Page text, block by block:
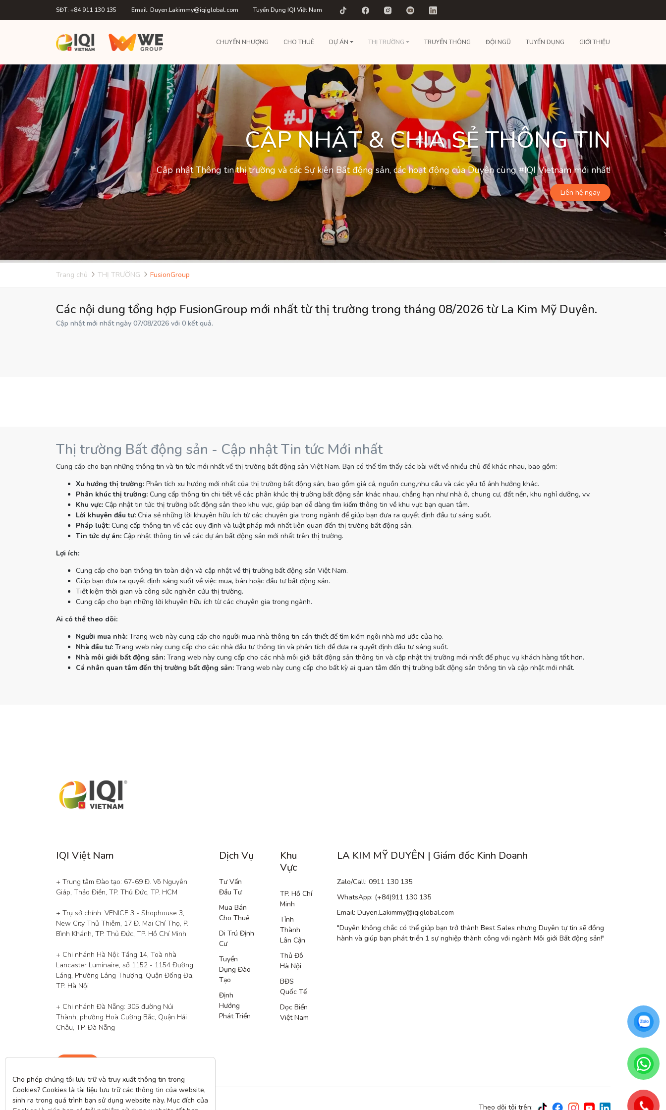
SĐT: +84 911 130 135 Email: Duyen.Lakimmy@iqiglobal.com Tuyển Dụng IQI Việt Nam
CHUYỂN NHƯỢNG CHO THUÊ DỰ ÁN THỊ TRƯỜNG TRUYỀN THÔNG ĐỘI NGŨ TUYỂN DỤNG GIỚI THIỆU
CẬP NHẬT & CHIA SẺ THÔNG TIN
Cập nhật Thông tin thị trường và các Sự kiện Bất động sản, các hoạt động của Duyên cùng #IQI Vietnam mới nhất!
Liên hệ ngay
Trang chủ THỊ TRƯỜNG FusionGroup
Các nội dung tổng hợp FusionGroup mới nhất từ thị trường trong tháng 08/2026 từ La Kim Mỹ Duyên.
Cập nhật mới nhất ngày 07/08/2026 với 0 kết quả.
Thị trường Bất động sản - Cập nhật Tin tức Mới nhất
Cung cấp cho bạn những thông tin và tin tức mới nhất về thị trường bất động sản Việt Nam. Bạn có thể tìm thấy các bài viết về nhiều chủ đề khác nhau, bao gồm:
Xu hướng thị trường:Phân tích xu hướng mới nhất của thị trường bất động sản, bao gồm giá cả, nguồn cung,nhu cầu và các yếu tố ảnh hưởng khác.
Phân khúc thị trường:Cung cấp thông tin chi tiết về các phân khúc thị trường bất động sản khác nhau, chẳng hạn như nhà ở, chung cư, đất nền, khu nghỉ dưỡng, v.v.
Khu vực:Cập nhật tin tức thị trường bất động sản theo khu vực, giúp bạn dễ dàng tìm kiếm thông tin về khu vực bạn quan tâm.
Lời khuyên đầu tư:Chia sẻ những lời khuyên hữu ích từ các chuyên gia trong ngành để giúp bạn đưa ra quyết định đầu tư sáng suốt.
Pháp luật:Cung cấp thông tin về các quy định và luật pháp mới nhất liên quan đến thị trường bất động sản.
Tin tức dự án:Cập nhật thông tin về các dự án bất động sản mới nhất trên thị trường.
Lợi ích:
Cung cấp cho bạn thông tin toàn diện và cập nhật về thị trường bất động sản Việt Nam.
Giúp bạn đưa ra quyết định sáng suốt về việc mua, bán hoặc đầu tư bất động sản.
Tiết kiệm thời gian và công sức nghiên cứu thị trường.
Cung cấp cho bạn những lời khuyên hữu ích từ các chuyên gia trong ngành.
Ai có thể theo dõi:
Người mua nhà:Trang web này cung cấp cho người mua nhà thông tin cần thiết để tìm kiếm ngôi nhà mơ ước của họ.
Nhà đầu tư:Trang web này cung cấp cho các nhà đầu tư thông tin và phân tích để đưa ra quyết định đầu tư sáng suốt.
Nhà môi giới bất động sản:Trang web này cung cấp cho các nhà môi giới bất động sản thông tin và cập nhật thị trường mới nhất để phục vụ khách hàng tốt hơn.
Cá nhân quan tâm đến thị trường bất động sản:Trang web này cung cấp cho bất kỳ ai quan tâm đến thị trường bất động sản thông tin và cập nhật mới nhất.
IQI Việt Nam
+ Trung tâm Đào tạo: 67-69 Đ. Võ Nguyên
Giáp, Thảo Điền, TP. Thủ Đức, TP. HCM
+ Trụ sở chính: VENICE 3 - Shophouse 3,
New City Thủ Thiêm, 17 Đ. Mai Chí Thọ, P.
Bình Khánh, TP. Thủ Đức, TP. Hồ Chí Minh
+ Chi nhánh Hà Nội: Tầng 14, Toà nhà
Lancaster Luminaire, số 1152 - 1154 Đường
Láng, Phường Láng Thượng, Quận Đống Đa,
TP. Hà Nội
+ Chi nhánh Đà Nẵng: 305 đường Núi
Thành, phường Hoà Cường Bắc, Quận Hải
Châu, TP. Đà Nẵng
Dịch Vụ
Tư Vấn
Đầu Tư
Mua Bán
Cho Thuê
Di Trú Định
Cư
Tuyển
Dụng Đào
Tạo
Định
Hướng
Phát Triển
Khu
Vực
TP. Hồ Chí
Minh
Tỉnh
Thành
Lân Cận
Thủ Đô
Hà Nội
BĐS
Quốc Tế
Dọc Biển
Việt Nam
LA KIM MỸ DUYÊN | Giám đốc Kinh Doanh
Zalo/Call: 0911 130 135
WhatsApp: (+84)911 130 135
Email: Duyen.Lakimmy@iqiglobal.com
"Duyên không chắc có thể giúp bạn trở thành Best Sales nhưng Duyên tự tin sẽ đồng
hành và giúp bạn phát triển 1 sự nghiệp thành công với ngành Môi giới Bất động sản!"
Theo dõi tôi trên:
Cho phép chúng tôi lưu trữ và truy xuất thông tin trong
Cookies? Cookies là tài liệu lưu trữ các thông tin của website,
sinh ra trong quá trình bạn sử dụng website này. Mục đích của